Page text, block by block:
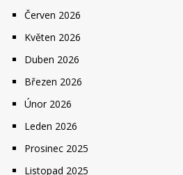
Červen 2026
Květen 2026
Duben 2026
Březen 2026
Únor 2026
Leden 2026
Prosinec 2025
Listopad 2025